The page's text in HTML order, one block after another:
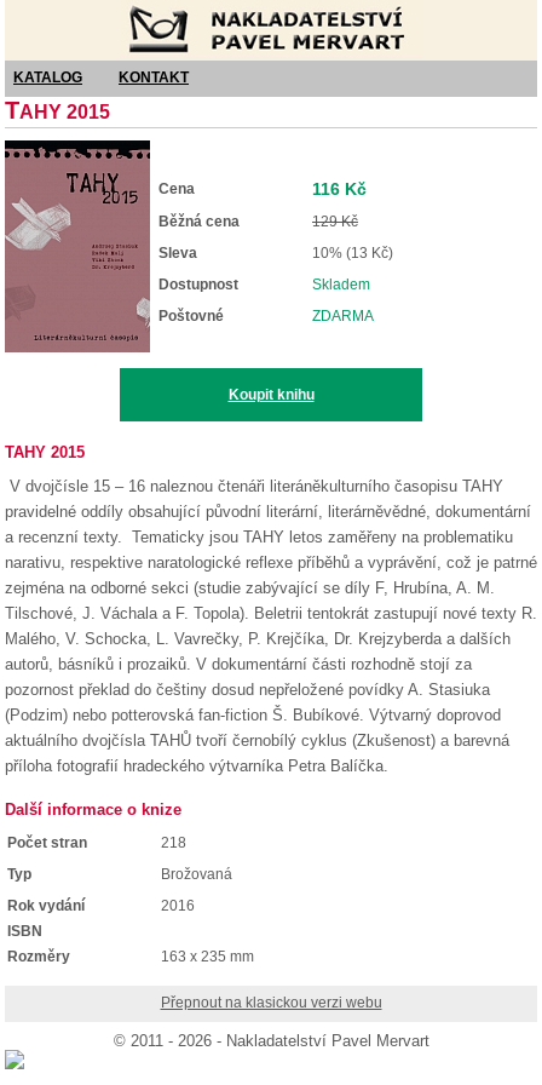
KATALOG KONTAKT
TAHY 2015
Cena 116 Kč
Běžná cena
129 Kč
Sleva
10% (13 Kč)
Dostupnost
Skladem
Poštovné
ZDARMA
Koupit knihu
TAHY 2015
V dvojčísle 15 – 16 naleznou čtenáři literáněkulturního časopisu TAHY
pravidelné oddíly obsahující původní literární, literárněvědné, dokumentární
a recenzní texty. Tematicky jsou TAHY letos zaměřeny na problematiku
narativu, respektive naratologické reflexe příběhů a vyprávění, což je patrné
zejména na odborné sekci (studie zabývající se díly F, Hrubína, A. M.
Tilschové, J. Váchala a F. Topola). Beletrii tentokrát zastupují nové texty R.
Malého, V. Schocka, L. Vavrečky, P. Krejčíka, Dr. Krejzyberda a dalších
autorů, básníků i prozaiků. V dokumentární části rozhodně stojí za
pozornost překlad do češtiny dosud nepřeložené povídky A. Stasiuka
(Podzim) nebo potterovská fan-fiction Š. Bubíkové. Výtvarný doprovod
aktuálního dvojčísla TAHŮ tvoří černobílý cyklus (Zkušenost) a barevná
příloha fotografií hradeckého výtvarníka Petra Balíčka.
Další informace o knize
Počet stran
218
Typ
Brožovaná
Rok vydání
2016
ISBN
Rozměry
163 x 235 mm
Přepnout na klasickou verzi webu
© 2011 - 2026 - Nakladatelství Pavel Mervart